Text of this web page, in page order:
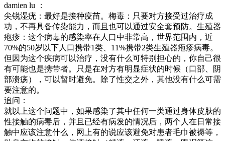
damien lu ：
尖锐湿疣：最好是接种疫苗。梅毒：只要对方接受过治疗成
功，不再具备传染能力，而且也可以通过安全套预防。生殖器
疱疹：这个病毒的感染率在人口中非常高，世界范围内，近
70%的50岁以下人口携带1类、11%携带2类生殖器疱疹病毒。
但因为这个疾病可以治疗，没有什么可特别担心的，你自己很
有可能也是携带者。只是在对方有明显症状的时候（口部、阴
部溃疡），可以暂时避免。除了性交之外，其他没有什么可需
要注意的。
追问：
就以上这个问题中，如果感染了其中任何一类通过身体皮肤的
性接触的病毒后，并且已经有病发的情况后，两个人在日常接
触中应该注意什么，网上有的说应该避免对患者毛巾被褥等，